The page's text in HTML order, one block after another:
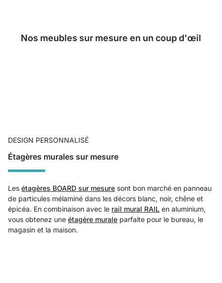
Nos meubles sur mesure en un coup d'œil
DESIGN PERSONNALISÉ
Étagères murales sur mesure
Les étagères BOARD sur mesure sont bon marché en panneau
de particules mélaminé dans les décors blanc, noir, chêne et
épicéa. En combinaison avec le rail mural RAIL en aluminium,
vous obtenez une étagère murale parfaite pour le bureau, le
magasin et la maison.